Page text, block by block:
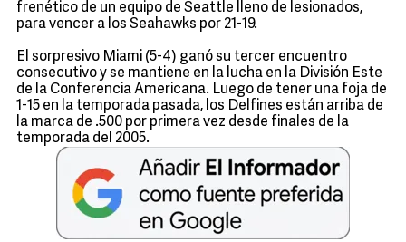
frenético de un equipo de Seattle lleno de lesionados,
para vencer a los Seahawks por 21-19.
El sorpresivo Miami (5-4) ganó su tercer encuentro
consecutivo y se mantiene en la lucha en la División Este
de la Conferencia Americana. Luego de tener una foja de
1-15 en la temporada pasada, los Delfines están arriba de
la marca de .500 por primera vez desde finales de la
temporada del 2005.